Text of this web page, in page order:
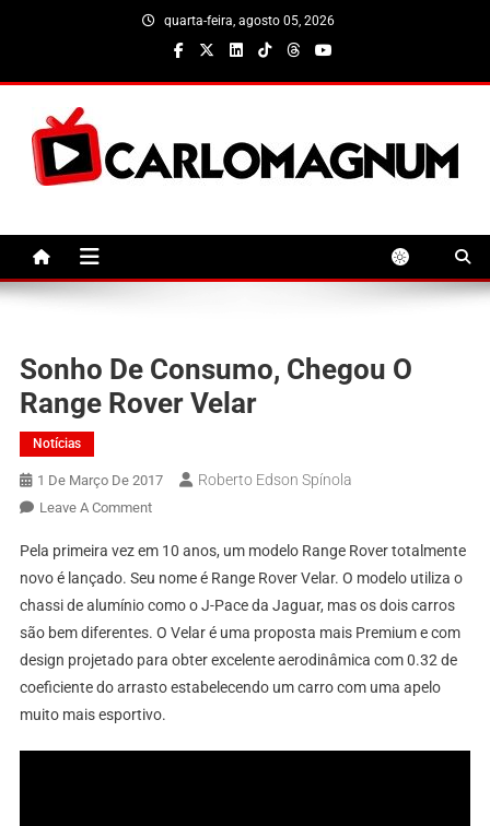
quarta-feira, agosto 05, 2026
Sonho De Consumo, Chegou O
Range Rover Velar
Notícias
1 De Março De 2017 Roberto Edson Spínola
Leave A CommentOn
De
Consumo,
Chegou
O
Range
Rover
Velar
Pela primeira vez em 10 anos, um modelo Range Rover totalmente
novo é lançado. Seu nome é Range Rover Velar. O modelo utiliza o
chassi de alumínio como o J-Pace da Jaguar, mas os dois carros
são bem diferentes. O Velar é uma proposta mais Premium e com
design projetado para obter excelente aerodinâmica com 0.32 de
coeficiente do arrasto estabelecendo um carro com uma apelo
muito mais esportivo.